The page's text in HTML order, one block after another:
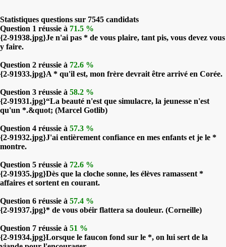
Statistiques questions sur 7545 candidats
Question 1 réussie à 71.5 %
{2-91938.jpg}Je n'ai pas * de vous plaire, tant pis, vous devez vous
y faire.
Question 2 réussie à 72.6 %
{2-91933.jpg}A * qu'il est, mon frère devrait être arrivé en Corée.
Question 3 réussie à 58.2 %
{2-91931.jpg}“La beauté n'est que simulacre, la jeunesse n'est
qu'un *.&quot; (Marcel Gotlib)
Question 4 réussie à 57.3 %
{2-91932.jpg}J'ai entièrement confiance en mes enfants et je le *
montre.
Question 5 réussie à 72.6 %
{2-91935.jpg}Dès que la cloche sonne, les élèves ramassent *
affaires et sortent en courant.
Question 6 réussie à 57.4 %
{2-91937.jpg}* de vous obéir flattera sa douleur. (Corneille)
Question 7 réussie à 51 %
{2-91934.jpg}Lorsque le faucon fond sur le *, on lui sert de la